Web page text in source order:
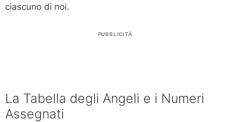
ciascuno di noi.
PUBBLICITÀ
La Tabella degli Angeli e i Numeri
Assegnati